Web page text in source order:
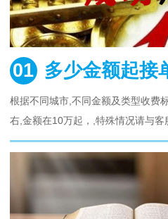
01 多少金额起接
根据不同城市,不同金额及类型收费
右,金额在10万起，,特殊情况请与客